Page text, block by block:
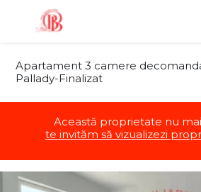
Apartament 3 camere
Pallady-Finalizat
Această proprietate nu
te invităm să vizualizezi